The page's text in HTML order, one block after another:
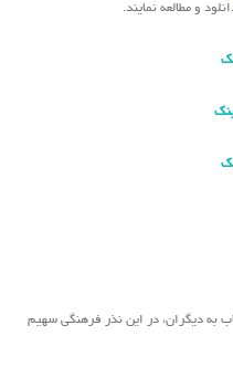
و مطالعه نمایند.
به دیگران، در این نذر فرهنگی سهیم